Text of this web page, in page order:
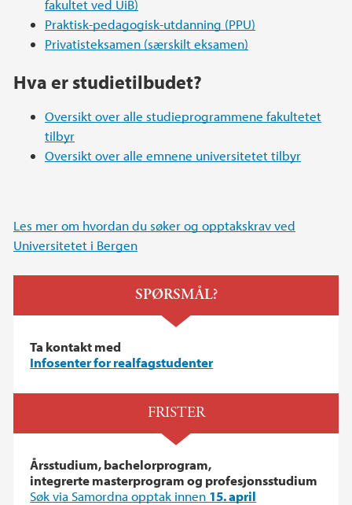
fakultet ved UiB)
Praktisk-pedagogisk-utdanning (PPU)
Privatisteksamen (særskilt eksamen)
Hva er studietilbudet?
Oversikt over alle studieprogrammene fakultetet
tilbyr
Oversikt over alle emnene universitetet tilbyr
Les mer om hvordan du søker og opptakskrav ved
Universitetet i Bergen
SPØRSMÅL?
Ta kontakt med
Infosenter for realfagstudenter
FRISTER
Årsstudium, bachelorprogram,
integrerte masterprogram og profesjonsstudium
Søk via Samordna opptak innen 15. april